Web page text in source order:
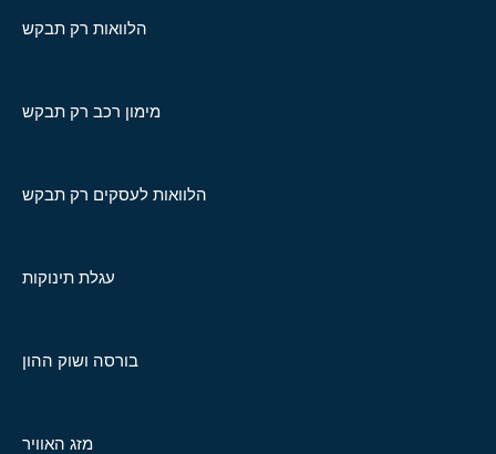
הלוואות רק תבקש
מימון רכב רק תבקש
הלוואות לעסקים רק תבקש
עגלת תינוקות
בורסה ושוק ההון
מזג האוויר